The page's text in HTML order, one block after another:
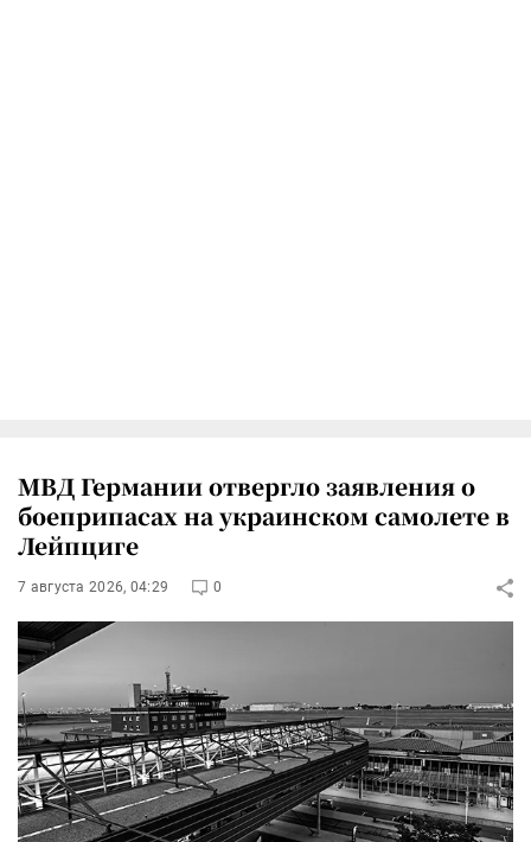
МВД Германии отвергло заявления о
боеприпасах на украинском самолете в
Лейпциге
7 августа 2026, 04:29 0